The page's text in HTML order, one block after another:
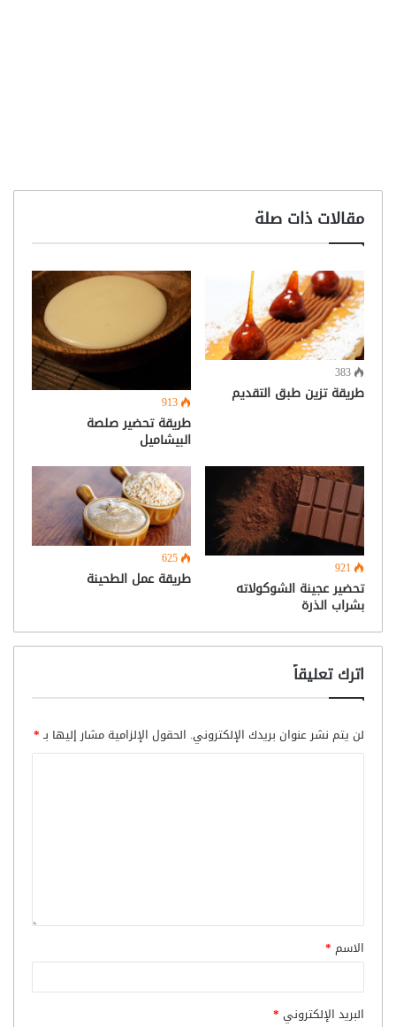
مقالات ذات صلة
383
طريقة تزين طبق التقديم 913
طريقة تحضير صلصة
البيشاميل
921
تحضير عجينة الشوكولاته
بشراب الذرة
625
طريقة عمل الطحينة
اترك تعليقاً
لن يتم نشر عنوان بريدك الإلكتروني. الحقول الإلزامية مشار إليها بـ*
الاسم *
البريد الإلكتروني *